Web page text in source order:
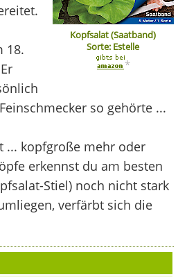
Kopfsalat (Saatband)
Sorte: Estelle
*
18.
so gehörte ...
... kopfgroße mehr oder
erkennst du am besten
Stiel) noch nicht stark
verfärbt sich die